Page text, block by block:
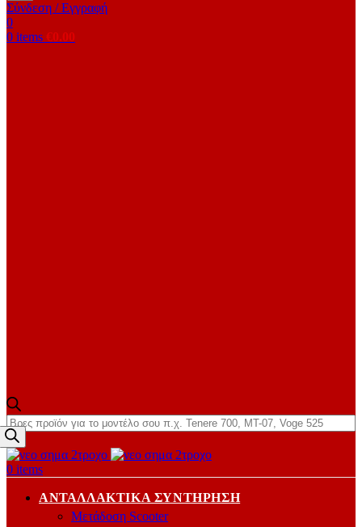
Σύνδεση / Εγγραφή
0
0 items €0.00
Products
search
0 items
ΑΝΤΑΛΛΑΚΤΙΚΆ ΣΥΝΤΉΡΗΣΗ
Μετάδοση Scooter